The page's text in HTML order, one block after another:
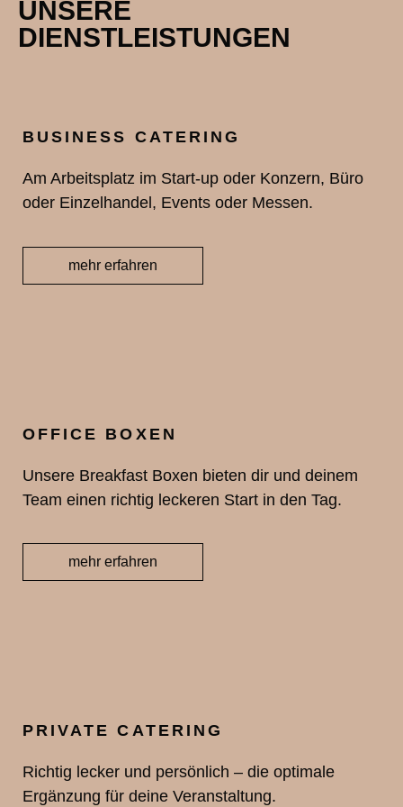
UNSERE
DIENSTLEISTUNGEN
BUSINESS CATERING
Am Arbeitsplatz im Start-up oder Konzern, Büro
oder Einzelhandel, Events oder Messen.
mehr erfahren
OFFICE BOXEN
Unsere Breakfast Boxen bieten dir und deinem
Team einen richtig leckeren Start in den Tag.
mehr erfahren
PRIVATE CATERING
Richtig lecker und persönlich – die optimale
Ergänzung für deine Veranstaltung.